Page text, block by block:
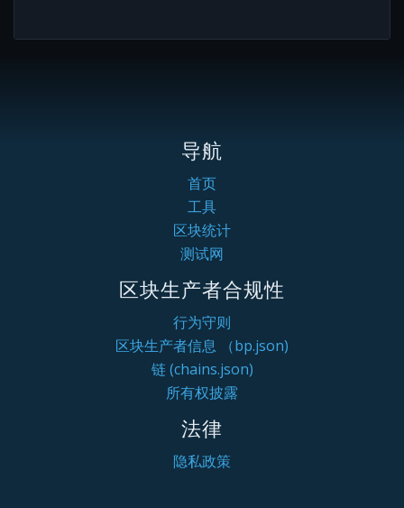
导航
首页
工具
区块统计
测试网
区块生产者合规性
行为守则
区块生产者信息 （bp.json)
链 (chains.json)
所有权披露
法律
隐私政策